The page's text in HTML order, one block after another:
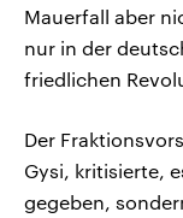
Mauerfall aber
nur in der
friedlichen
Der
Gysi, kritisierte,
gegeben,